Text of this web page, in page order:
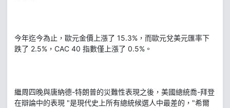
今年迄今為止，歐元金價上漲了 15.3%，而歐元兌美元匯率下
跌了 2.5%，CAC 40 指數僅上漲了 0.5%。
繼周四晚與唐納德-特朗普的災難性表現之後，美國總統喬-拜登
在辯論中的表現 "是現代史上所有總統候選人中最差的，"希爾